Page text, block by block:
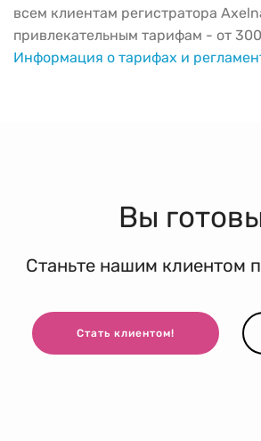
всем клиентам регистратора
привлекательным тарифам - от
Информация о тарифах и
Вы
Станьте нашим клиентом
Стать клиентом!